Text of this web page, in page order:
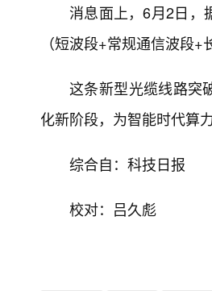
消息面上，6月2日，
（短波段+常规通信波段
这条新型光缆线路突
化新阶段，为智能时代算
综合自：科技日报
校对：吕久彪